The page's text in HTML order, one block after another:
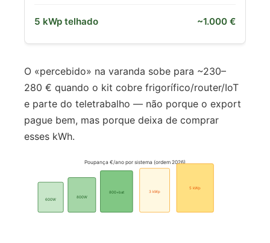
~1.000 €
O «percebido» na varanda sobe para ~230–
280 € quando o kit cobre frigorífico/router/IoT
e parte do teletrabalho — não porque o export
pague bem, mas porque deixa de comprar
esses kWh.
Poupança €/ano por sistema (ordem 2026)
600W
800W
800+bat 3 kWp
5 kWp